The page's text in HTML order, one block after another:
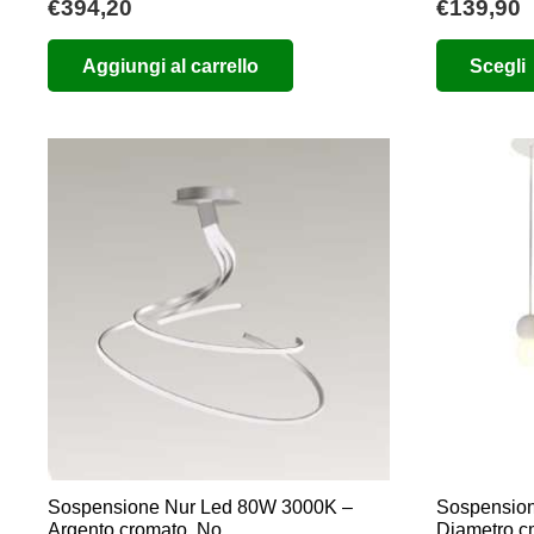
€394,20
Aggiungi al carrello
€139,90
Scegli
Sospensione Nur Led 80W 3000K –
Argento cromato, No
Diametro